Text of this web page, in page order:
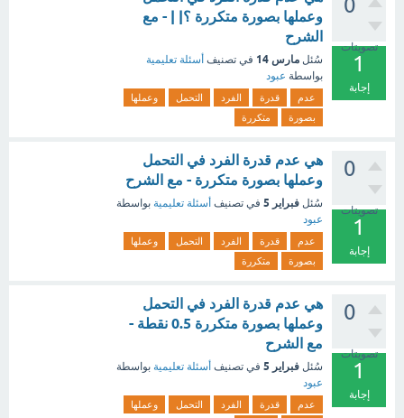
0
تصويتات
1
إجابة
وعملها بصورة متكررة ؟| | - مع
الشرح
سُئل مارس 14 في تصنيف أسئلة تعليمية
بواسطة عبود
عدم قدرة الفرد التحمل
وعملها
بصورة
متكررة
0
تصويتات
1
إجابة
هي عدم قدرة الفرد في التحمل
وعملها بصورة متكررة - مع الشرح
سُئل فبراير 5 في تصنيف أسئلة تعليمية بواسطة
عبود
عدم قدرة الفرد التحمل
وعملها
بصورة
متكررة
0
تصويتات
1
إجابة
هي عدم قدرة الفرد في التحمل
وعملها بصورة متكررة 0.5 نقطة -
مع الشرح
سُئل فبراير 5 في تصنيف أسئلة تعليمية بواسطة
عبود
عدم قدرة الفرد التحمل
وعملها